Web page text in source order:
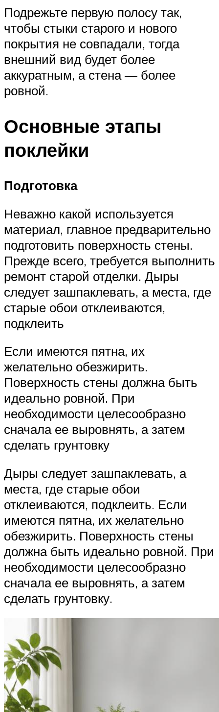
Подрежьте первую полосу так,
чтобы стыки старого и нового
покрытия не совпадали, тогда
внешний вид будет более
аккуратным, а стена — более
ровной.
Основные этапы
поклейки
Подготовка
Неважно какой используется
материал, главное предварительно
подготовить поверхность стены.
Прежде всего, требуется выполнить
ремонт старой отделки. Дыры
следует зашпаклевать, а места, где
старые обои отклеиваются,
подклеить
Если имеются пятна, их
желательно обезжирить.
Поверхность стены должна быть
идеально ровной. При
необходимости целесообразно
сначала ее выровнять, а затем
сделать грунтовку
Дыры следует зашпаклевать, а
места, где старые обои
отклеиваются, подклеить. Если
имеются пятна, их желательно
обезжирить. Поверхность стены
должна быть идеально ровной. При
необходимости целесообразно
сначала ее выровнять, а затем
сделать грунтовку.